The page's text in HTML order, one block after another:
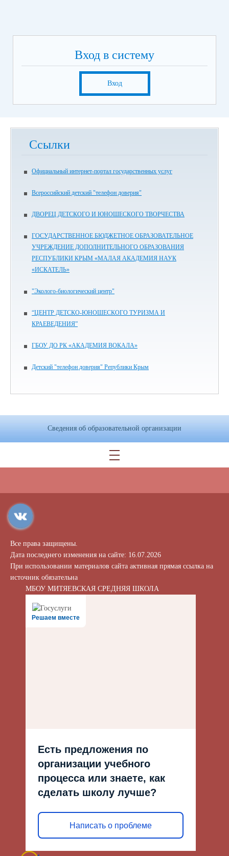
Вход в систему
Вход
Ссылки
Официальный интернет-портал государственных услуг
Всероссийский детский "телефон доверия"
ДВОРЕЦ ДЕТСКОГО И ЮНОШЕСКОГО ТВОРЧЕСТВА
ГОСУДАРСТВЕННОЕ БЮДЖЕТНОЕ ОБРАЗОВАТЕЛЬНОЕ
УЧРЕЖДЕНИЕ ДОПОЛНИТЕЛЬНОГО ОБРАЗОВАНИЯ
РЕСПУБЛИКИ КРЫМ «МАЛАЯ АКАДЕМИЯ НАУК
«ИСКАТЕЛЬ»
"Эколого-биологический центр"
“ЦЕНТР ДЕТСКО-ЮНОШЕСКОГО ТУРИЗМА И
КРАЕВЕДЕНИЯ”
ГБОУ ДО РК «АКАДЕМИЯ ВОКАЛА»
Детский "телефон доверия" Републики Крым
Сведения об образовательной организации
Все права защищены.
Дата последнего изменения на сайте: 16.07.2026
При использовании материалов сайта активная прямая ссылка на
источник обязательна
МБОУ МИТЯЕВСКАЯ СРЕДНЯЯ ШКОЛА
Решаем вместе
Есть предложения по
организации учебного
процесса или знаете, как
сделать школу лучше?
Написать о проблеме